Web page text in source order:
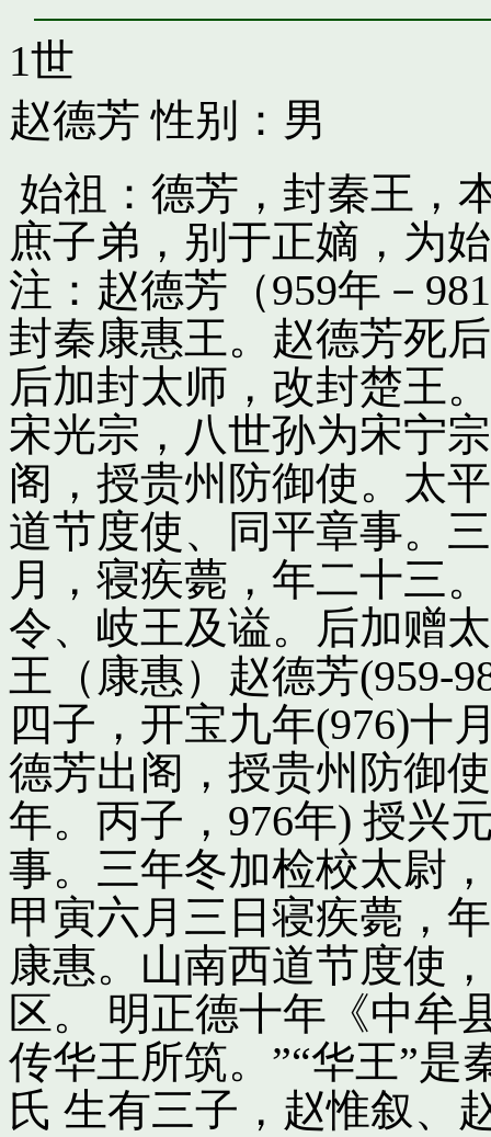
1世
赵德芳 性别：男
始祖：德芳，封秦王，
庶子弟，别于正嫡，为
注：赵德芳（959年－
封秦康惠王。赵德芳死
后加封太师，改封楚王
宋光宗，八世孙为宋宁
阁，授贵州防御使。太
道节度使、同平章事。
月，寝疾薨，年二十三
令、岐王及谥。后加赠
王（康惠）赵德芳(959-
四子，开宝九年(976)十
德芳出阁，授贵州防御
年。丙子，976年) 授兴
事。三年冬加检校太尉
甲寅六月三日寝疾薨，
康惠。山南西道节度使
区。 明正德十年《中牟
传华王所筑。”“华王”是
氏 生有三子，赵惟叙、